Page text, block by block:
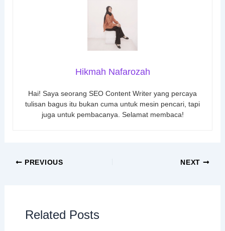
Hikmah Nafarozah
Hai! Saya seorang SEO Content Writer yang percaya
tulisan bagus itu bukan cuma untuk mesin pencari, tapi
juga untuk pembacanya. Selamat membaca!
PREVIOUS NEXT
Related Posts